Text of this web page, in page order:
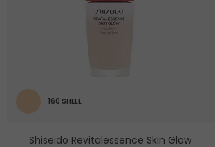
160 SHELL
Shiseido Revitalessence Skin Glow